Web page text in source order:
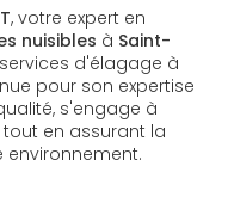
, votre expert en
nuisibles à Saint-
d'élagage à
pour son expertise
s'engage à
en assurant la
environnement.